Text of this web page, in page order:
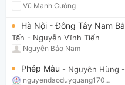
Vũ Mạnh Cường
Hà Nội - Đông Tây Nam
Tấn - Nguyễn Vĩnh Tiến
Nguyễn Bảo Nam
Phép Màu - Nguyễn Hùng
nguyendaoduyquang17021